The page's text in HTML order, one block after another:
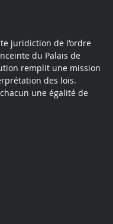
juridiction de l’ordre
du Palais de
remplit une mission
des lois.
une égalité de